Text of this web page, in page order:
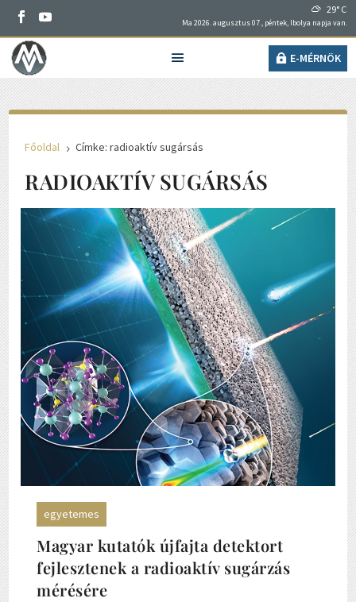
29° C
Ma 2026. augusztus 07., péntek, Ibolya napja van.
E-MÉRNÖK
Főoldal 5 Címke: radioaktív sugársás
RADIOAKTÍV SUGÁRSÁS
egyetemes
Magyar kutatók újfajta detektort
fejlesztenek a radioaktív sugárzás
mérésére